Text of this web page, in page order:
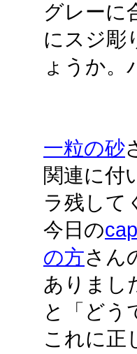
グレーに
にスジ彫
ょうか。
一粒の砂
関連に付
ラ残して
今日の
の方さん
ありまし
と「どう
これに正